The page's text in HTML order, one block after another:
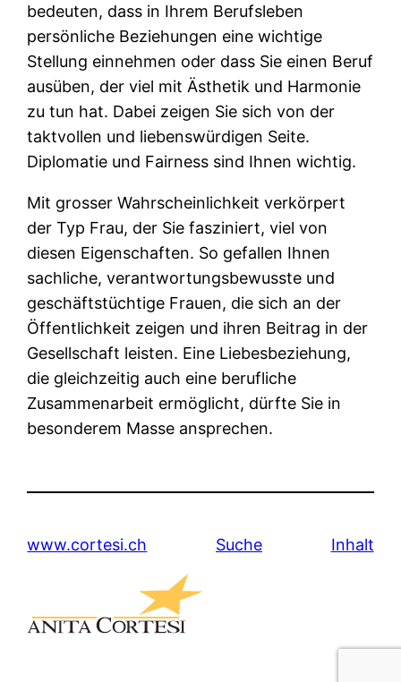
bedeuten, dass in Ihrem Berufsleben
persönliche Beziehungen eine wichtige
Stellung einnehmen oder dass Sie einen Beruf
ausüben, der viel mit Ästhetik und Harmonie
zu tun hat. Dabei zeigen Sie sich von der
taktvollen und liebenswürdigen Seite.
Diplomatie und Fairness sind Ihnen wichtig.
Mit grosser Wahrscheinlichkeit verkörpert
der Typ Frau, der Sie fasziniert, viel von
diesen Eigenschaften. So gefallen Ihnen
sachliche, verantwortungsbewusste und
geschäftstüchtige Frauen, die sich an der
Öffentlichkeit zeigen und ihren Beitrag in der
Gesellschaft leisten. Eine Liebesbeziehung,
die gleichzeitig auch eine berufliche
Zusammenarbeit ermöglicht, dürfte Sie in
besonderem Masse ansprechen.
www.cortesi.ch Suche Inhalt